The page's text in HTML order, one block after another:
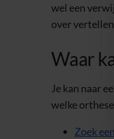
wel een
over
Waar
Je kan naar
welke orthese
Zoek